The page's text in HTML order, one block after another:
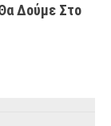
Δούμε Στο